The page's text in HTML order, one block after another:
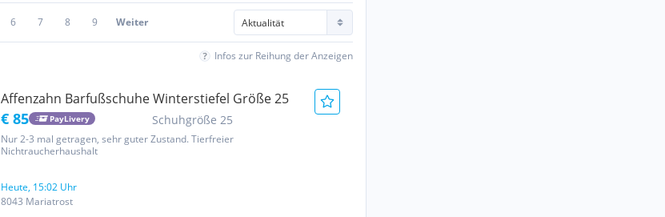
6 7 8 9 Weiter
Infos zur Reihung der Anzeigen
Affenzahn Barfußschuhe Winterstiefel Größe 25
€ 85 PayLivery Schuhgröße 25
Nur 2-3 mal getragen, sehr guter Zustand. Tierfreier
Nichtraucherhaushalt
Heute, 15:02 Uhr
8043 Mariatrost